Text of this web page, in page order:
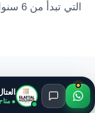
التي تبدأ من 6 سنوات وتصل إلى 8 سنوات.
معرض ●